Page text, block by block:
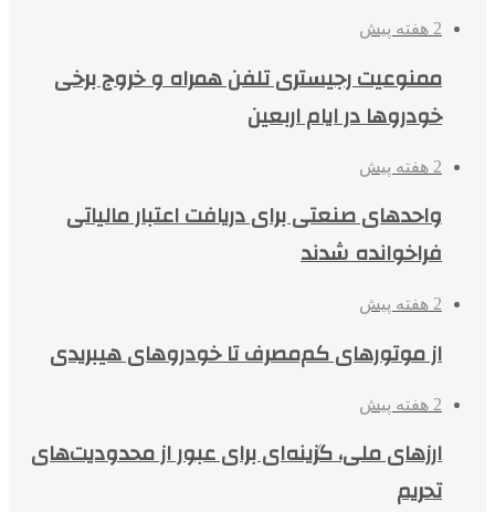
2 هفته پیش
ممنوعیت رجیستری تلفن همراه و خروج برخی
خودروها در ایام اربعین
2 هفته پیش
واحدهای صنعتی برای دریافت اعتبار مالیاتی
فراخوانده شدند
2 هفته پیش
از موتورهای کم‌مصرف تا خودروهای هیبریدی
2 هفته پیش
ارزهای ملی، گزینه‌ای برای عبور از محدودیت‌های
تحریم